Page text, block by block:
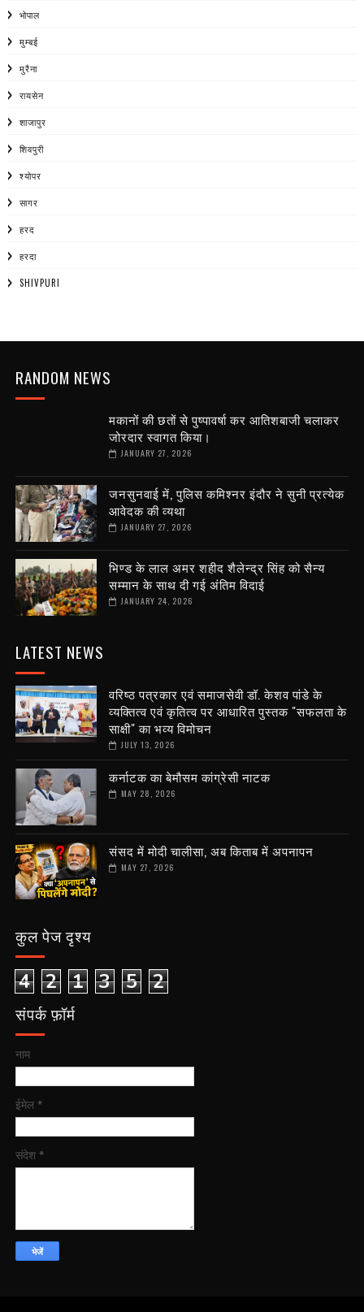
भोपाल
मुम्बई
मुरैना
रायसेन
शाजापुर
शिवपुरी
श्योपर
सागर
हरद
हरदा
SHIVPURI
RANDOM NEWS
मकानों की छतों से पुष्पावर्षा कर आतिशबाजी चलाकर
जोरदार स्वागत किया।
JANUARY 27, 2026
जनसुनवाई में, पुलिस कमिश्नर इंदौर ने सुनी प्रत्येक
आवेदक की व्यथा
JANUARY 27, 2026
भिण्ड के लाल अमर शहीद शैलेन्द्र सिंह को सैन्य
सम्मान के साथ दी गई अंतिम विदाई
JANUARY 24, 2026
LATEST NEWS
वरिष्ठ पत्रकार एवं समाजसेवी डॉ. केशव पांडे के
व्यक्तित्व एवं कृतित्व पर आधारित पुस्तक "सफलता के
साक्षी" का भव्य विमोचन
JULY 13, 2026
कर्नाटक का बेमौसम कांग्रेसी नाटक
MAY 28, 2026
संसद में मोदी चालीसा, अब किताब में अपनापन
MAY 27, 2026
कुल पेज दृश्य
4 2 1 3 5 2
संपर्क फ़ॉर्म
नाम
ईमेल *
संदेश *